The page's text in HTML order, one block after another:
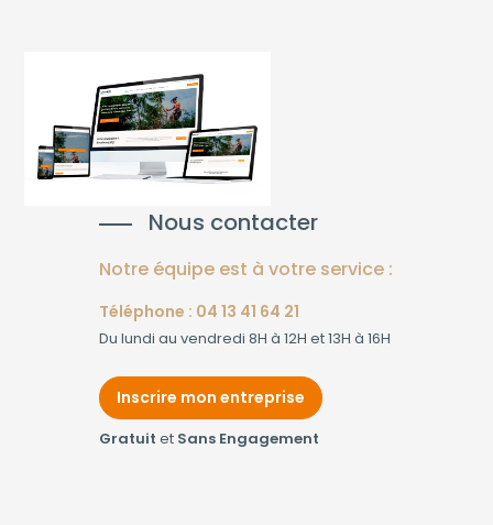
Nous contacter
Notre équipe est à votre service :
Téléphone : 04 13 41 64 21
Du lundi au vendredi 8H à 12H et 13H à 16H
Inscrire mon entreprise
Gratuit et Sans Engagement